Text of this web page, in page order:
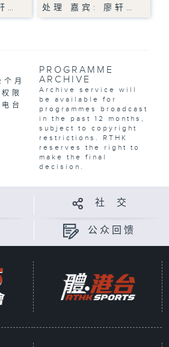
…
处理 嘉宾: 廖轩…
月
限
台
PROGRAMME
ARCHIVE
Archive service will
be available for
programmes broadcast
in the past 12 months,
subject to copyright
restrictions. RTHK
reserves the right to
make the final
decision.
社 交
公众回馈